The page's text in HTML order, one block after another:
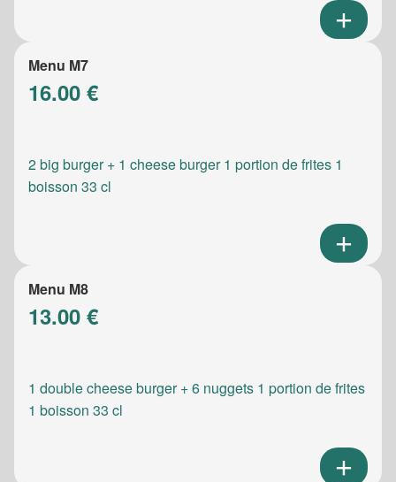
Menu M7
16.00 €
2 big burger + 1 cheese burger 1 portion de frites 1
boisson 33 cl
Menu M8
13.00 €
1 double cheese burger + 6 nuggets 1 portion de frites
1 boisson 33 cl